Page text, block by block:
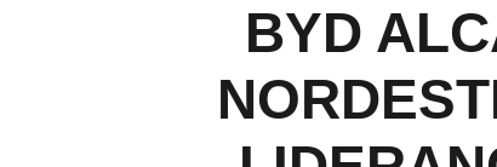
BYD